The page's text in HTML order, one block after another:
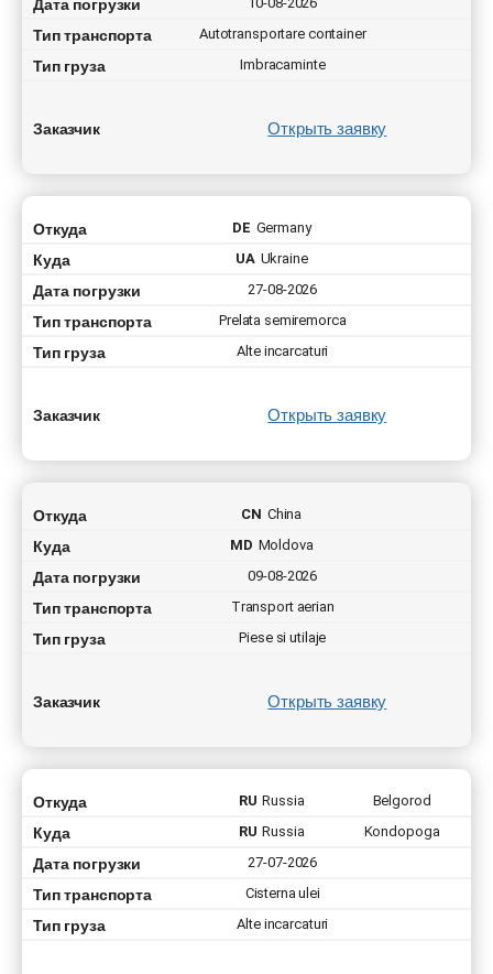
Тип транспорта Autotransportare container
Тип груза Imbracaminte
Заказчик Открыть заявку
Откуда DE Germany
Куда UA Ukraine
Дата погрузки 27-08-2026
Тип транспорта Prelata semiremorca
Тип груза Alte incarcaturi
Заказчик Открыть заявку
Откуда CN China
Куда MD Moldova
Дата погрузки 09-08-2026
Тип транспорта Transport aerian
Тип груза Piese si utilaje
Заказчик Открыть заявку
Откуда RU Russia Belgorod
Куда RU Russia Kondopoga
Дата погрузки 27-07-2026
Тип транспорта Cisterna ulei
Тип груза Alte incarcaturi